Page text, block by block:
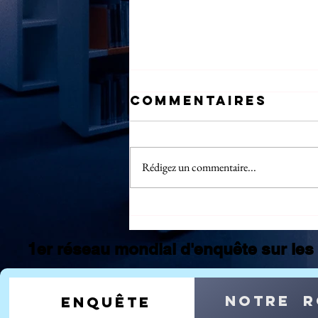
CMS Juillet
2026 : la
France sous
surveillance,
la Zone France
Commentaires
Rédigez un commentaire...
1er réseau mondial d'enquête sur
enquête notre